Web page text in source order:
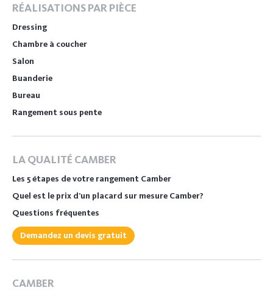
RÉALISATIONS PAR PIÈCE
Dressing
Chambre à coucher
Salon
Buanderie
Bureau
Rangement sous pente
LA QUALITÉ CAMBER
Les 5 étapes de votre rangement Camber
Quel est le prix d’un placard sur mesure Camber?
Questions fréquentes
Demandez un devis gratuit
CAMBER